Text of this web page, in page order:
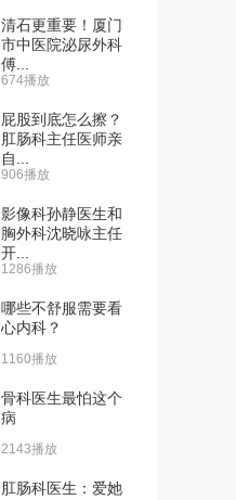
清石更重要！厦门
市中医院泌尿外科
傅...
674播放
屁股到底怎么擦？
肛肠科主任医师亲
自...
906播放
影像科孙静医生和
胸外科沈晓咏主任
开...
1286播放
哪些不舒服需要看
心内科？
1160播放
骨科医生最怕这个
病
2143播放
肛肠科医生：爱她